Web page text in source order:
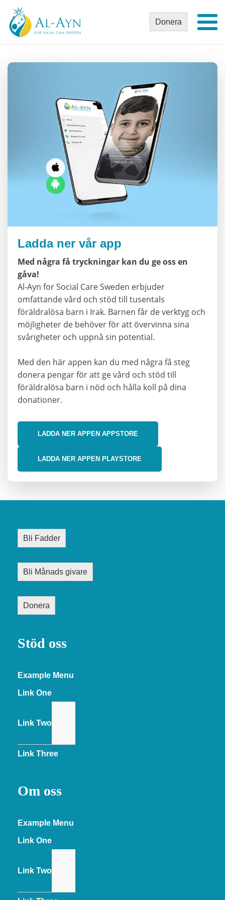
Donera
Ladda ner vår app
Med några få tryckningar kan du ge oss en
gåva!
Al-Ayn for Social Care Sweden erbjuder
omfattande vård och stöd till tusentals
föräldralösa barn i Irak. Barnen får de verktyg och
möjligheter de behöver för att övervinna sina
svårigheter och uppnå sin potential.
Med den här appen kan du med några få steg
donera pengar för att ge vård och stöd till
föräldralösa barn i nöd och hålla koll på dina
donationer.
LADDA NER APPEN APPSTORE
LADDA NER APPEN PLAYSTORE
Bli Fadder
Bli Månads givare
Donera
Stöd oss
Example Menu
Link One
Link Two
Link Three
Om oss
Example Menu
Link One
Link Two